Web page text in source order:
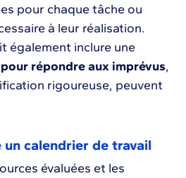
pour chaque tâche ou
à leur réalisation.
également inclure une
répondre aux imprévus,
rigoureuse, peuvent
calendrier de travail
évaluées et les